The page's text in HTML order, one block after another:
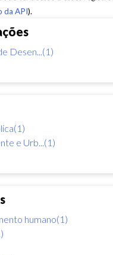
Desen...(1)
e Urb...(1)
humano(1)
da API).